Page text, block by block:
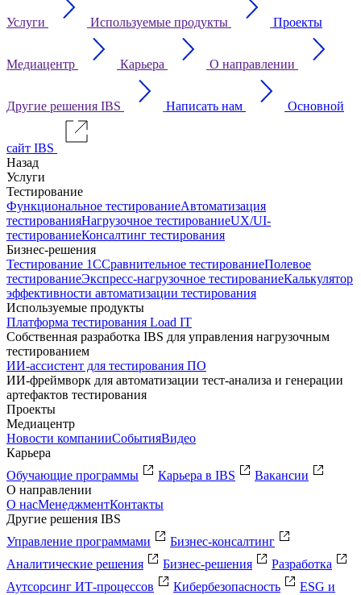
Услуги Используемые продукты Проекты
Медиацентр Карьера О направлении
Другие решения IBS Написать нам Основной
сайт IBS
Назад
Услуги
Тестирование
Функциональное тестированиеАвтоматизация
тестированияНагрузочное тестированиеUX/UI-
тестированиеКонсалтинг тестирования
Бизнес-решения
Тестирование 1ССравнительное тестированиеПолевое
тестированиеЭкспресс-нагрузочное тестированиеКалькулятор
эффективности автоматизации тестирования
Используемые продукты
Платформа тестирования Load IT
Собственная разработка IBS для управления нагрузочным
тестированием
ИИ-ассистент для тестирования ПО
ИИ-фреймворк для автоматизации тест-анализа и генерации
артефактов тестирования
Проекты
Медиацентр
Новости компанииСобытияВидео
Карьера
Обучающие программы
Карьера в IBS
Вакансии
О направлении
О насМенеджментКонтакты
Другие решения IBS
Управление программами
Бизнес-консалтинг
Аналитические решения
Бизнес-решения
Разработка
Аутсорсинг ИТ-процессов
Кибербезопасность
ESG и